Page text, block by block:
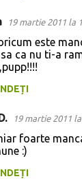
19 martie 2011 la
este
ca nu ti-a
19 martie 2011
foarte
:)